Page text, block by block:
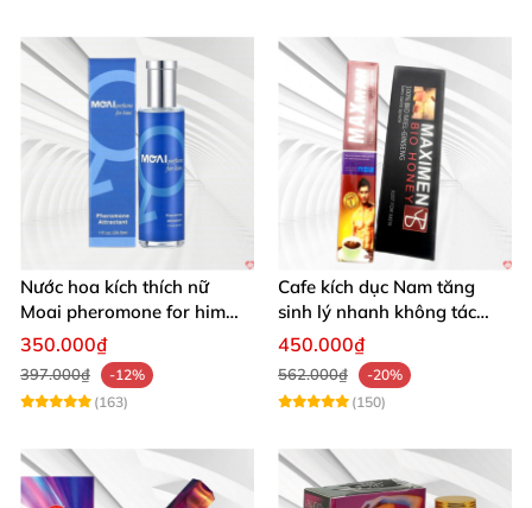
Nước hoa kích thích nữ
Moai pheromone for him
tăng ham muốn nhanh an
350.000₫
397.000₫
-12%
(163)
Cafe kích dục Nam tăng
sinh lý nhanh không tác
dụng phụ hiệu quả
450.000₫
562.000₫
-20%
(150)